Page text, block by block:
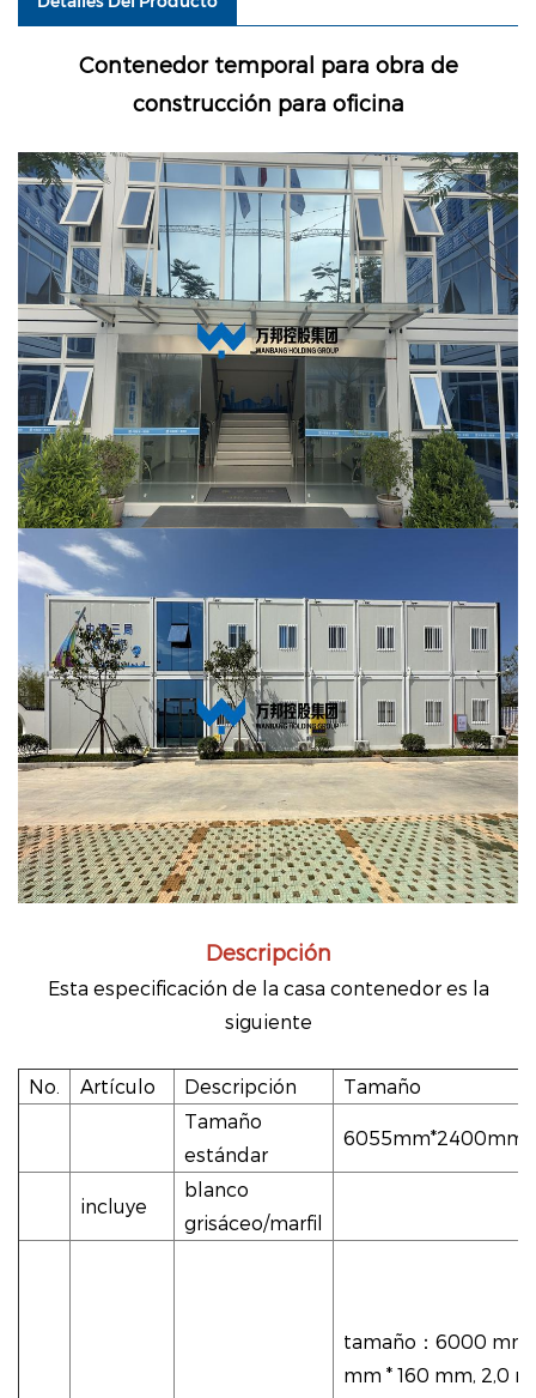
Contenedor temporal para obra de
construcción para oficina
Descripción
Esta especificación de la casa contenedor es la
siguiente
No. Artículo Descripción
Tamaño
Tamaño
estándar
incluye
blanco
grisáceo/marfil
tamaño ： 6000 mm
mm * 160 mm, 2,0